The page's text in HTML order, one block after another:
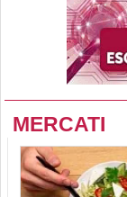
MERCATI